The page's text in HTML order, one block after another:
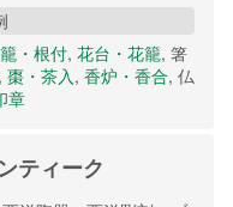
・根付, 花台・花籠, 箸
, 棗・茶入, 香炉・香合, 仏
章
ティーク